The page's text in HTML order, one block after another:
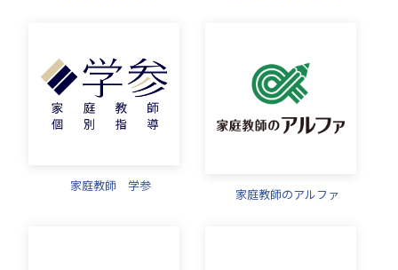
家庭教師 学参
家庭教師のアルファ